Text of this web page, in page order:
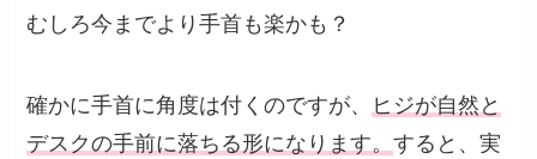
むしろ今までより手首も楽かも？
確かに手首に角度は付くのですが、
ヒジが自然と
デスクの手前に落ちる形になります。すると、実